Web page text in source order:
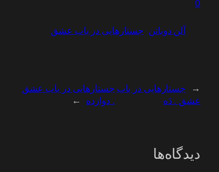
0
آلن دوباتن جستارهایی در باب عشق
←
جستارهایی در باب
عشق . دَه
جستارهایی در باب عشق
. دوازده
→
دیدگاه‌ها